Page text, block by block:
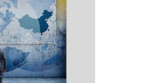
Center Deutschlands.
es hier:
die-